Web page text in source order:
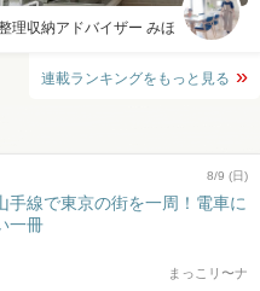
理収納アドバイザー みほ
連載ランキングをもっと見る
8/9 (日)
手線で東京の街を一周！電車に
一冊
まっこリ〜ナ